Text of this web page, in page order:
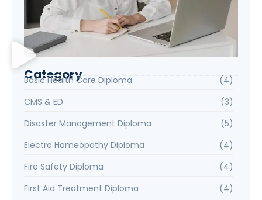
Category
Basic Health Care Diploma
(4)
CMS & ED
(3)
Disaster Management Diploma
(5)
Electro Homeopathy Diploma
(4)
Fire Safety Diploma
(4)
First Aid Treatment Diploma
(4)